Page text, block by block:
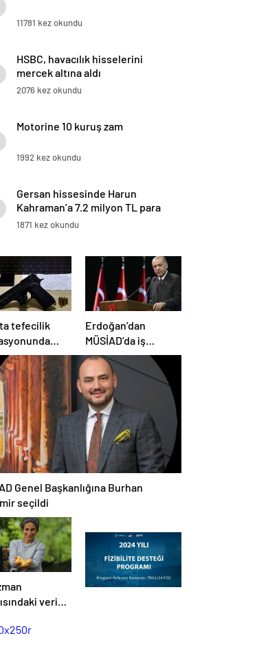
11781 kez okundu
HSBC, havacılık hisselerini
mercek altına aldı
2076 kez okundu
Motorine 10 kuruş zam
1992 kez okundu
Gersan hissesinde Harun
Kahraman’a 7.2 milyon TL para
cezası
1871 kez okundu
tefecilik
4 şüpheli
Erdoğan’dan
MÜSİAD’da iş
insanlarına mesaj:
‘Suların
sakinleşmesi daha
zaman alacak’…
Genel Başkanlığına Burhan
seçildi
verim